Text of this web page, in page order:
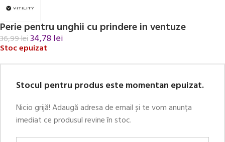
Perie pentru unghii cu prindere in ventuze
36,99lei34,78lei
Stoc epuizat
Stocul pentru produs este momentan epuizat.
Nicio grijă! Adaugă adresa de email și te vom anunța
imediat ce produsul revine în stoc.